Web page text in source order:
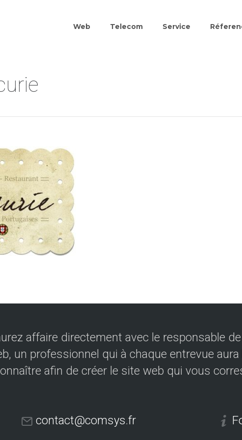
Web Telecom Service
affaire directement avec le responsable
un professionnel qui à chaque entrevue
afin de créer le site web qui vous
contact@comsys.fr